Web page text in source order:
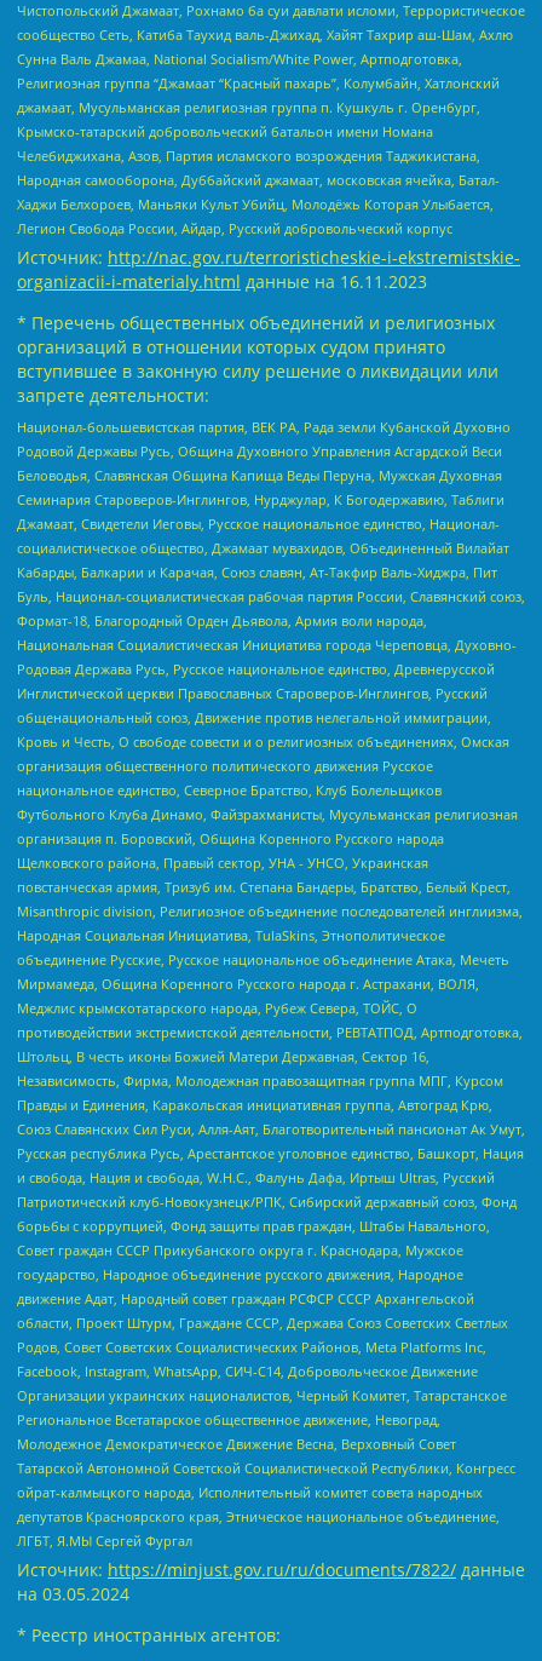
Чистопольский Джамаат, Рохнамо ба суи давлати исломи, Террористическое
сообщество Сеть, Катиба Таухид валь-Джихад, Хайят Тахрир аш-Шам, Ахлю
Сунна Валь Джамаа, National Socialism/White Power, Артподготовка,
Религиозная группа “Джамаат “Красный пахарь”, Колумбайн, Хатлонский
джамаат, Мусульманская религиозная группа п. Кушкуль г. Оренбург,
Крымско-татарский добровольческий батальон имени Номана
Челебиджихана, Азов, Партия исламского возрождения Таджикистана,
Народная самооборона, Дуббайский джамаат, московская ячейка, Батал-
Хаджи Белхороев, Маньяки Культ Убийц, Молодёжь Которая Улыбается,
Легион Свобода России, Айдар, Русский добровольческий корпус
Источник: http://nac.gov.ru/terroristicheskie-i-ekstremistskie-
organizacii-i-materialy.html данные на 16.11.2023
* Перечень общественных объединений и религиозных
организаций в отношении которых судом принято
вступившее в законную силу решение о ликвидации или
запрете деятельности:
Национал-большевистская партия, ВЕК РА, Рада земли Кубанской Духовно
Родовой Державы Русь, Община Духовного Управления Асгардской Веси
Беловодья, Славянская Община Капища Веды Перуна, Мужская Духовная
Семинария Староверов-Инглингов, Нурджулар, К Богодержавию, Таблиги
Джамаат, Свидетели Иеговы, Русское национальное единство, Национал-
социалистическое общество, Джамаат мувахидов, Объединенный Вилайат
Кабарды, Балкарии и Карачая, Союз славян, Ат-Такфир Валь-Хиджра, Пит
Буль, Национал-социалистическая рабочая партия России, Славянский союз,
Формат-18, Благородный Орден Дьявола, Армия воли народа,
Национальная Социалистическая Инициатива города Череповца, Духовно-
Родовая Держава Русь, Русское национальное единство, Древнерусской
Инглистической церкви Православных Староверов-Инглингов, Русский
общенациональный союз, Движение против нелегальной иммиграции,
Кровь и Честь, О свободе совести и о религиозных объединениях, Омская
организация общественного политического движения Русское
национальное единство, Северное Братство, Клуб Болельщиков
Футбольного Клуба Динамо, Файзрахманисты, Мусульманская религиозная
организация п. Боровский, Община Коренного Русского народа
Щелковского района, Правый сектор, УНА - УНСО, Украинская
повстанческая армия, Тризуб им. Степана Бандеры, Братство, Белый Крест,
Misanthropic division, Религиозное объединение последователей инглиизма,
Народная Социальная Инициатива, TulaSkins, Этнополитическое
объединение Русские, Русское национальное объединение Атака, Мечеть
Мирмамеда, Община Коренного Русского народа г. Астрахани, ВОЛЯ,
Меджлис крымскотатарского народа, Рубеж Севера, ТОЙС, О
противодействии экстремистской деятельности, РЕВТАТПОД, Артподготовка,
Штольц, В честь иконы Божией Матери Державная, Сектор 16,
Независимость, Фирма, Молодежная правозащитная группа МПГ, Курсом
Правды и Единения, Каракольская инициативная группа, Автоград Крю,
Союз Славянских Сил Руси, Алля-Аят, Благотворительный пансионат Ак Умут,
Русская республика Русь, Арестантское уголовное единство, Башкорт, Нация
и свобода, Нация и свобода, W.H.С., Фалунь Дафа, Иртыш Ultras, Русский
Патриотический клуб-Новокузнецк/РПК, Сибирский державный союз, Фонд
борьбы с коррупцией, Фонд защиты прав граждан, Штабы Навального,
Совет граждан СССР Прикубанского округа г. Краснодара, Мужское
государство, Народное объединение русского движения, Народное
движение Адат, Народный совет граждан РСФСР СССР Архангельской
области, Проект Штурм, Граждане СССР, Держава Союз Советских Светлых
Родов, Совет Советских Социалистических Районов, Meta Platforms Inc,
Facebook, Instagram, WhatsApp, СИЧ-С14, Добровольческое Движение
Организации украинских националистов, Черный Комитет, Татарстанское
Региональное Всетатарское общественное движение, Невоград,
Молодежное Демократическое Движение Весна, Верховный Совет
Татарской Автономной Советской Социалистической Республики, Конгресс
ойрат-калмыцкого народа, Исполнительный комитет совета народных
депутатов Красноярского края, Этническое национальное объединение,
ЛГБТ, Я.МЫ Сергей Фургал
Источник: https://minjust.gov.ru/ru/documents/7822/ данные
на 03.05.2024
* Реестр иностранных агентов: